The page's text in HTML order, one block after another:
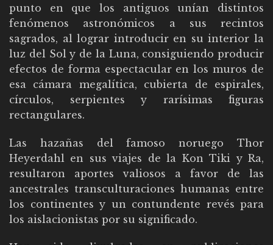
punto en que los antiguos unían distintos
fenómenos astronómicos a sus recintos
sagrados, al lograr introducir en su interior la
luz del Sol y de la Luna, consiguiendo producir
efectos de forma espectacular en los muros de
esa cámara megalítica, cubierta de espirales,
círculos, serpientes y rarísimas figuras
rectangulares.
Las hazañas del famoso noruego Thor
Heyerdahl en sus viajes de la Kon Tiki y Ra,
resultaron aportes valiosos a favor de las
ancestrales transculturaciones humanas entre
los continentes y un contundente revés para
los aislacionistas por su significado.